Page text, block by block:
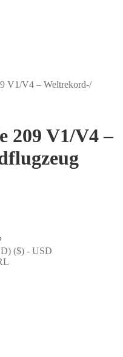
V1/V4 – Weltrekord-/
209 V1/V4 –
($) - USD